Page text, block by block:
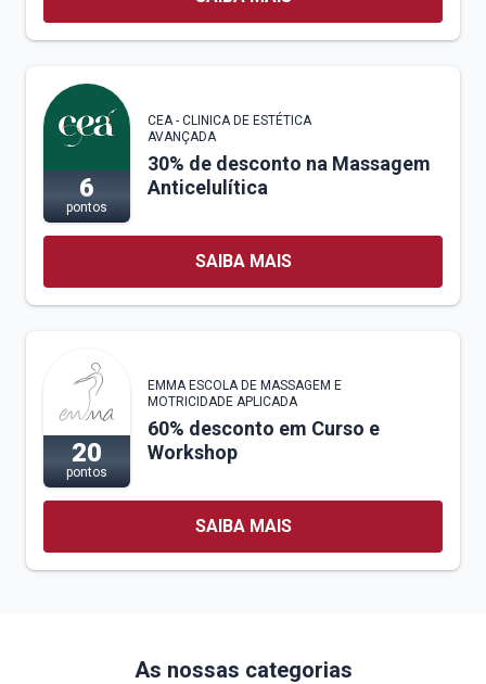
6
pontos
CEA - CLINICA DE ESTÉTICA
AVANÇADA
30% de desconto na Massagem
Anticelulítica
SAIBA MAIS
20
pontos
EMMA ESCOLA DE MASSAGEM E
MOTRICIDADE APLICADA
60% desconto em Curso e
Workshop
SAIBA MAIS
As nossas categorias